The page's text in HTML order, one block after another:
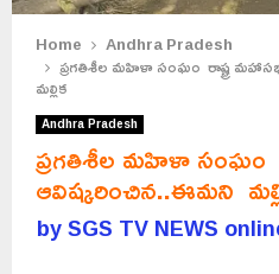
Home Andhra Pradesh
ప్రగతిశీల మహిళా సంఘం రాష్ట్ర
మల్లిక
Andhra Pradesh
ప్రగతిశీల మహిళా సంఘం
ఆవిష్కరించిన..ఈమని
bySGS TV NEWS